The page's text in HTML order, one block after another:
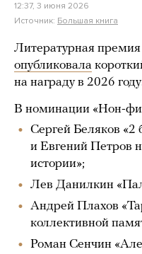
12:37, 3 июня 2026
Источник: Большая книга
Литературная
опубликовала
на награду в 2026
В номинации «Нон-
Сергей Беляков «2
и Евгений Петров
истории»;
Лев Данилкин
Андрей Плахов
коллективной
Роман Сенчин